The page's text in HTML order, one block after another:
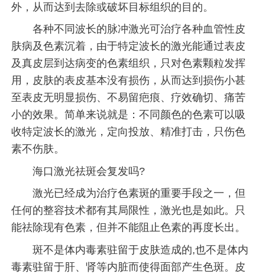
外，从而达到去除或破坏目标组织的目的。
各种不同波长的脉冲激光可治疗各种血管性皮
肤病及色素沉着，由于特定波长的激光能通过表皮
及真皮层到达病变的色素组织，只对色素颗粒发挥
用，皮肤的表皮基本没有损伤，从而达到损伤小甚
至表皮无明显损伤、不易留疤痕、疗效确切、痛苦
小的效果。简单来说就是：不同颜色的色素可以吸
收特定波长的激光，定向投放、精准打击，只伤色
素不伤肤。
海口激光祛斑会复发吗?
激光已经成为治疗色素斑的重要手段之一，但
任何的整容技术都有其局限性，激光也是如此。只
能祛除现有色素，但并不能阻止色素的再度长出。
斑不是体内毒素驻留于皮肤造成的,也不是体内
毒素驻留于肝、肾等内脏而使得面部产生色斑。皮